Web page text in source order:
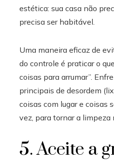
estética: sua casa não
precisa ser habitável.
Uma maneira eficaz de
do controle é praticar o
coisas para arrumar”.
principais de desordem
coisas com lugar e coisas
vez, para tornar a limpeza
5. Aceite a